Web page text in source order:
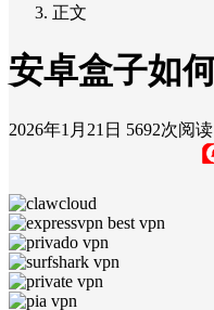
正文
安卓盒子如
2026年1月21日 5692次阅读